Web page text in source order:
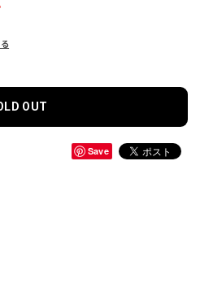
OUT
Save